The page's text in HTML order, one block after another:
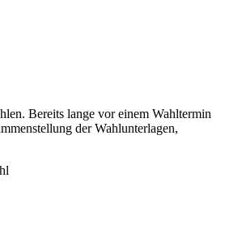
Bereits lange vor einem Wahltermin
der Wahlunterlagen,